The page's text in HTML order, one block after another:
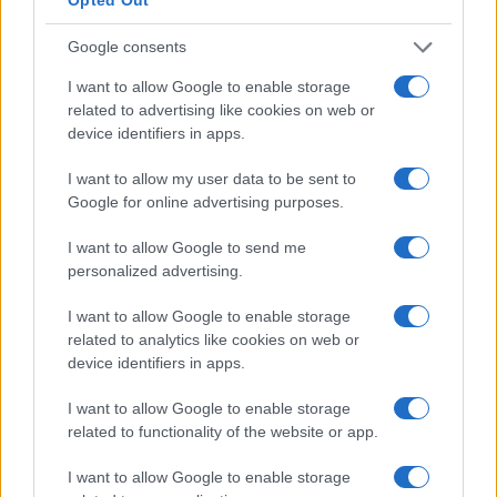
Google consents
I want to allow Google to enable storage
related to advertising like cookies on web or
device identifiers in apps.
I want to allow my user data to be sent to
Google for online advertising purposes.
I want to allow Google to send me
personalized advertising.
I want to allow Google to enable storage
related to analytics like cookies on web or
device identifiers in apps.
I want to allow Google to enable storage
related to functionality of the website or app.
I want to allow Google to enable storage
I nostri cari
I nostri cari
I nostri cari
Giovannimaria Cabras